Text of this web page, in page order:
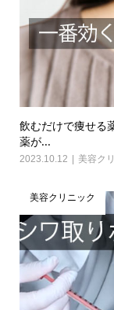
飲むだけで痩せる
薬が...
2023.10.12 美容ク
美容クリニック